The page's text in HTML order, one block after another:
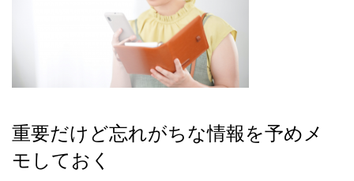
重要だけど忘れがちな情報を予めメ
モしておく